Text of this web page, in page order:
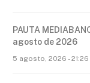
PAUTA
agosto de 2026
5 agosto, 2026 - 21:26